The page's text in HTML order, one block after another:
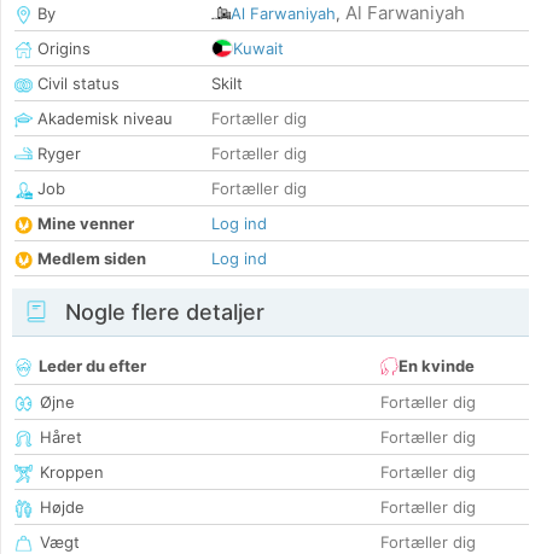
By
Al Farwaniyah, Al Farwaniyah
Origins
Kuwait
Civil status
Skilt
Akademisk niveau
Fortæller dig
Ryger
Fortæller dig
Job
Fortæller dig
Mine venner
Log ind
Medlem siden
Log ind
Nogle flere detaljer
Leder du efter
En kvinde
Øjne
Fortæller dig
Håret
Fortæller dig
Kroppen
Fortæller dig
Højde
Fortæller dig
Vægt
Fortæller dig